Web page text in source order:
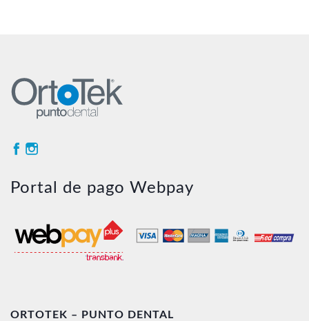
Portal de pago Webpay
ORTOTEK – PUNTO DENTAL